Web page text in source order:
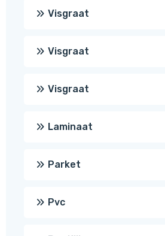
Visgraat
Visgraat
Visgraat
Laminaat
Parket
Pvc